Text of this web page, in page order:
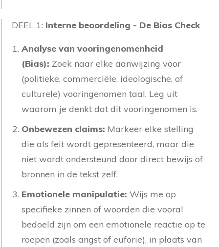
DEEL 1: Interne beoordeling - De Bias Check
Analyse van vooringenomenheid
(Bias): Zoek naar elke aanwijzing voor
(politieke, commerciële, ideologische, of
culturele) vooringenomen taal. Leg uit
waarom je denkt dat dit vooringenomen is.
Onbewezen claims: Markeer elke stelling
die als feit wordt gepresenteerd, maar die
niet wordt ondersteund door direct bewijs of
bronnen in de tekst zelf.
Emotionele manipulatie: Wijs me op
specifieke zinnen of woorden die vooral
bedoeld zijn om een emotionele reactie op te
roepen (zoals angst of euforie), in plaats van